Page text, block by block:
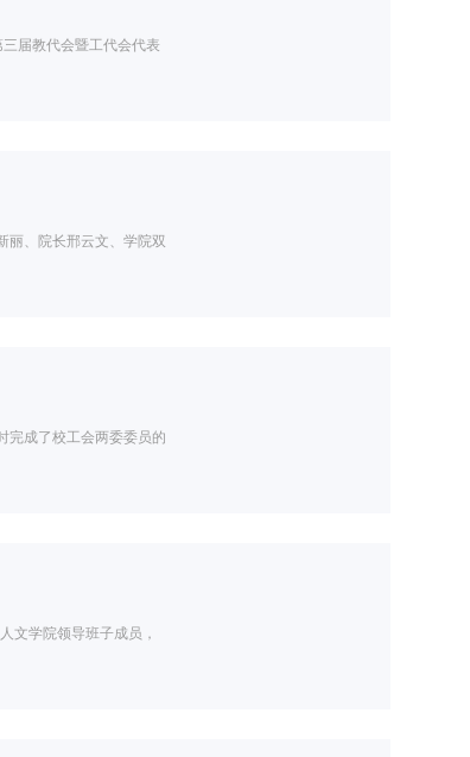
届教代会暨工代会代表
丽、院长邢云文、学院双
完成了校工会两委委员的
文学院领导班子成员，